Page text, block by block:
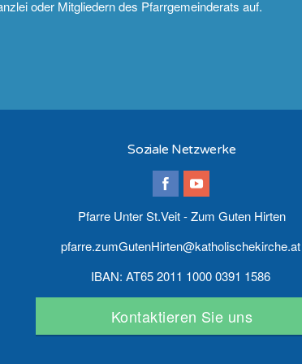
oder Mitgliedern des Pfarrgemeinderats auf.
Soziale Netzwerke
Pfarre Unter St.Veit - Zum Guten Hirten
pfarre.zumGutenHirten@katholischekirche.at
IBAN: AT65 2011 1000 0391 1586
Kontaktieren Sie uns